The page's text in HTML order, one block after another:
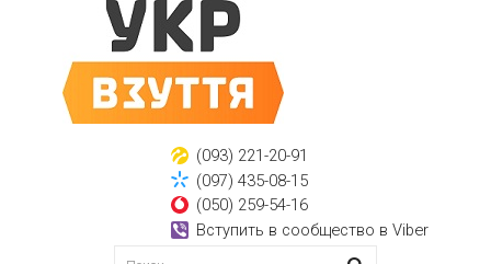
(093) 221-20-91
(097) 435-08-15
(050) 259-54-16
Вступить в сообщество в Viber